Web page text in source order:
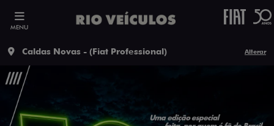
MENU
Caldas Novas - (Fiat Professional) Alterar